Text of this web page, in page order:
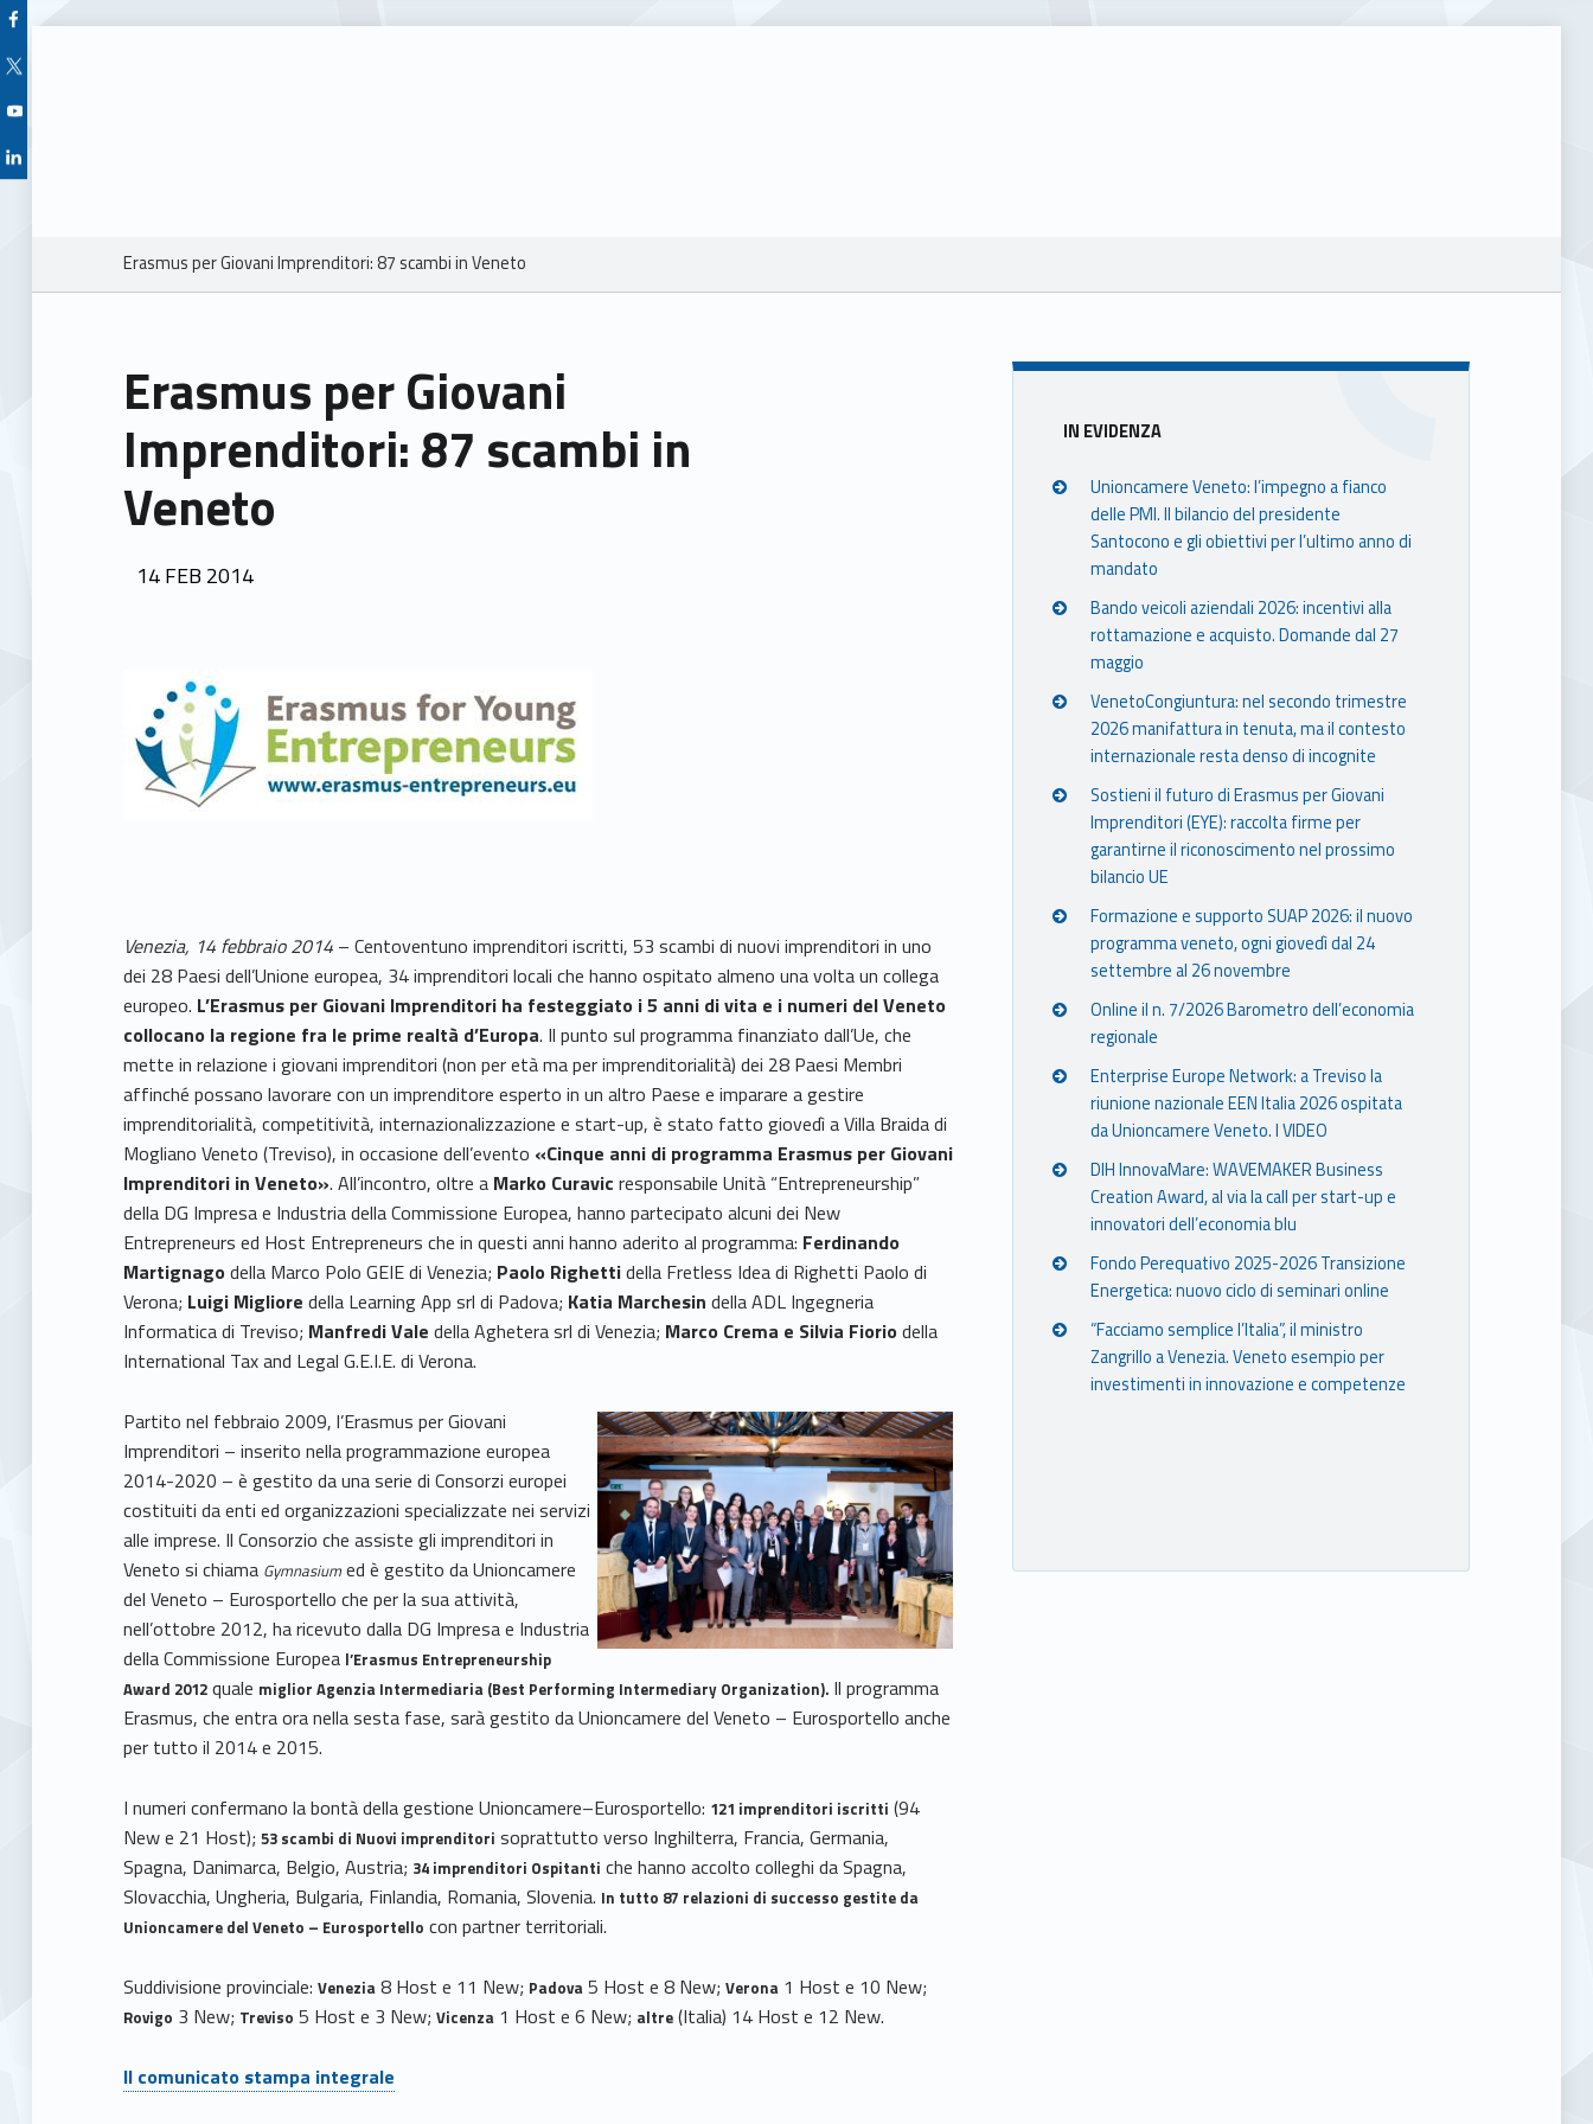
Facebook Unioncamere Veneto
Twitter Unioncamere Veneto
Youtube Unioncamere Veneto
Linkedin Unioncamere Veneto
Breadcrumbs navigation
Erasmus per Giovani Imprenditori: 87 scambi in Veneto
Erasmus per Giovani
Imprenditori: 87 scambi in
Veneto
POSTED ON:
14FEB 2014
Venezia, 14 febbraio 2014 – Centoventuno imprenditori iscritti, 53 scambi di nuovi imprenditori in uno
dei 28 Paesi dell’Unione europea, 34 imprenditori locali che hanno ospitato almeno una volta un collega
europeo. L’Erasmus per Giovani Imprenditori ha festeggiato i 5 anni di vita e i numeri del Veneto
collocano la regione fra le prime realtà d’Europa. Il punto sul programma finanziato dall’Ue, che
mette in relazione i giovani imprenditori (non per età ma per imprenditorialità) dei 28 Paesi Membri
affinché possano lavorare con un imprenditore esperto in un altro Paese e imparare a gestire
imprenditorialità, competitività, internazionalizzazione e start-up, è stato fatto giovedì a Villa Braida di
Mogliano Veneto (Treviso), in occasione dell’evento «Cinque anni di programma Erasmus per Giovani
Imprenditori in Veneto». All’incontro, oltre a Marko Curavic responsabile Unità “Entrepreneurship”
della DG Impresa e Industria della Commissione Europea, hanno partecipato alcuni dei New
Entrepreneurs ed Host Entrepreneurs che in questi anni hanno aderito al programma: Ferdinando
Martignagodella Marco Polo GEIE di Venezia; Paolo Righettidella Fretless Idea di Righetti Paolo di
Verona; Luigi Migliore della Learning App srl di Padova; Katia Marchesin della ADL Ingegneria
Informatica di Treviso; Manfredi Vale della Aghetera srl di Venezia; Marco Crema e Silvia Fioriodella
International Tax and Legal G.E.I.E. di Verona.
Partito nel febbraio 2009, l’Erasmus per Giovani
Imprenditori – inserito nella programmazione europea
2014-2020 – è gestito da una serie di Consorzi europei
costituiti da enti ed organizzazioni specializzate nei servizi
alle imprese. Il Consorzio che assiste gli imprenditori in
Veneto si chiama Gymnasium ed è gestito da Unioncamere
del Veneto – Eurosportello che per la sua attività,
nell’ottobre 2012, ha ricevuto dalla DG Impresa e Industria
della Commissione Europea l’Erasmus Entrepreneurship
Award 2012 quale miglior Agenzia Intermediaria (Best Performing Intermediary Organization). Il programma
Erasmus, che entra ora nella sesta fase, sarà gestito da Unioncamere del Veneto – Eurosportello anche
per tutto il 2014 e 2015.
I numeri confermano la bontà della gestione Unioncamere–Eurosportello: 121 imprenditori iscritti (94
New e 21 Host);53 scambi di Nuovi imprenditori soprattutto verso Inghilterra, Francia, Germania,
Spagna, Danimarca, Belgio, Austria; 34 imprenditori Ospitanti che hanno accolto colleghi da Spagna,
Slovacchia, Ungheria, Bulgaria, Finlandia, Romania, Slovenia. In tutto 87 relazioni di successo gestite da
Unioncamere del Veneto – Eurosportello con partner territoriali.
Suddivisione provinciale:Venezia 8 Host e 11 New; Padova 5 Host e 8 New;Verona 1 Host e 10 New;
Rovigo 3 New; Treviso 5 Host e 3 New;Vicenza 1 Host e 6 New; altre (Italia) 14 Host e 12 New.
Il comunicato stampa integrale
Sidebar
IN EVIDENZA
Unioncamere Veneto: l’impegno a fianco
delle PMI. Il bilancio del presidente
Santocono e gli obiettivi per l’ultimo anno di
mandato
Bando veicoli aziendali 2026: incentivi alla
rottamazione e acquisto. Domande dal 27
maggio
VenetoCongiuntura: nel secondo trimestre
2026 manifattura in tenuta, ma il contesto
internazionale resta denso di incognite
Sostieni il futuro di Erasmus per Giovani
Imprenditori (EYE): raccolta firme per
garantirne il riconoscimento nel prossimo
bilancio UE
Formazione e supporto SUAP 2026: il nuovo
programma veneto, ogni giovedì dal 24
settembre al 26 novembre
Online il n. 7/2026 Barometro dell’economia
regionale
Enterprise Europe Network: a Treviso la
riunione nazionale EEN Italia 2026 ospitata
da Unioncamere Veneto. I VIDEO
DIH InnovaMare: WAVEMAKER Business
Creation Award, al via la call per start-up e
innovatori dell’economia blu
Fondo Perequativo 2025-2026 Transizione
Energetica: nuovo ciclo di seminari online
“Facciamo semplice l’Italia”, il ministro
Zangrillo a Venezia. Veneto esempio per
investimenti in innovazione e competenze